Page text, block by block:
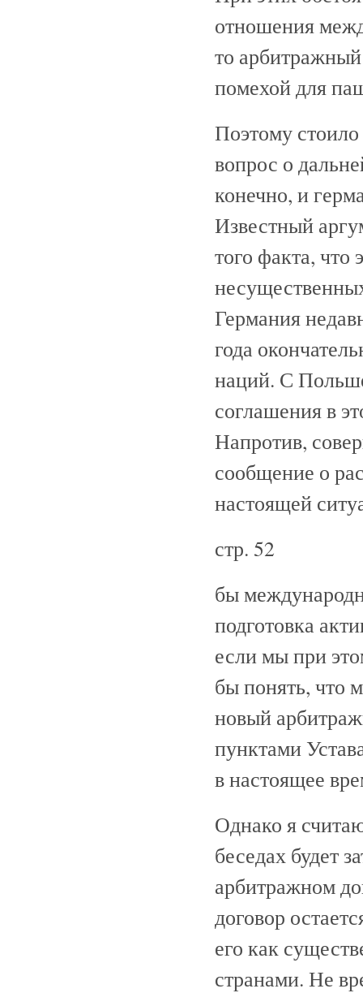
отношения
то
помехой для
Поэтому
вопрос о
конечно, и
Известный
того факта, что
Германия
года
наций. С
соглашения в
Напротив,
сообщение о
настоящей
стр. 52
бы
подготовка
если мы при
бы понять, что
новый
пунктами
в настоящее
Однако я
беседах будет
арбитражном
договор
его как
странами. Не